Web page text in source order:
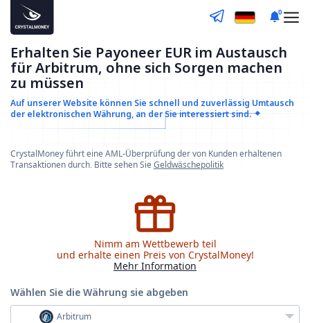
0
Erhalten Sie Payoneer EUR im Austausch
für Arbitrum, ohne sich Sorgen machen
zu müssen
Auf unserer Website können Sie schnell und zuverlässig Umtausch
der elektronischen Währung, an der Sie interessiert sind.
CrystalMoney führt eine AML-Überprüfung der von Kunden erhaltenen
Transaktionen durch. Bitte sehen SieGeldwäschepolitik
Nimm am Wettbewerb teil
und erhalte einen Preis von CrystalMoney!
Mehr Information
Wählen Sie die Währung sie abgeben
Arbitrum